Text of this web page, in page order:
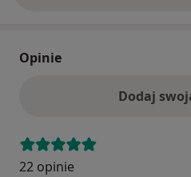
Opinie
Dodaj
22 opinie